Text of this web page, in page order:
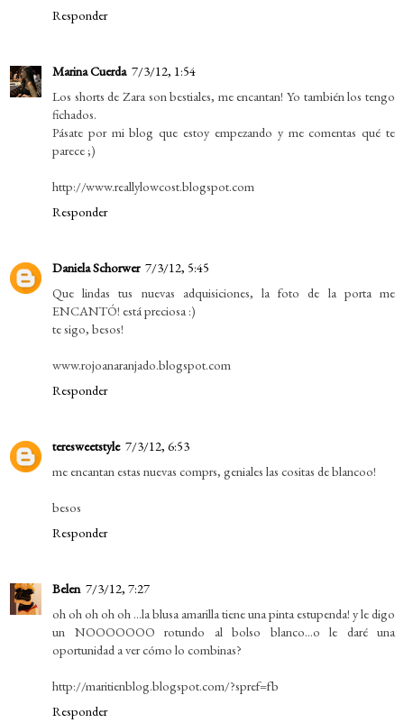
Responder
Marina Cuerda 7/3/12, 1:54
Los shorts de Zara son bestiales, me encantan! Yo también los tengo
fichados.
Pásate por mi blog que estoy empezando y me comentas qué te
parece ;)
http://www.reallylowcost.blogspot.com
Responder
Daniela Schorwer 7/3/12, 5:45
Que lindas tus nuevas adquisiciones, la foto de la porta me
ENCANTÓ! está preciosa :)
te sigo, besos!
www.rojoanaranjado.blogspot.com
Responder
teresweetstyle 7/3/12, 6:53
me encantan estas nuevas comprs, geniales las cositas de blancoo!
besos
Responder
Belen 7/3/12, 7:27
oh oh oh oh oh ...la blusa amarilla tiene una pinta estupenda! y le digo
un NOOOOOOO rotundo al bolso blanco...o le daré una
oportunidad a ver cómo lo combinas?
http://maritienblog.blogspot.com/?spref=fb
Responder